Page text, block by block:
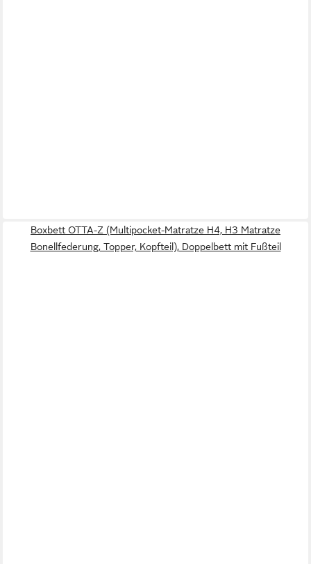
Boxbett OTTA-Z (Multipocket-Matratze H4, H3 Matratze
Bonellfederung, Topper, Kopfteil), Doppelbett mit Fußteil